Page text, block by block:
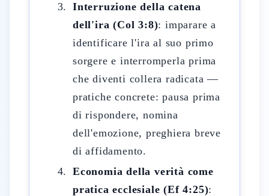
Interruzione della catena
dell'ira (Col 3:8): imparare a
identificare l'ira al suo primo
sorgere e interromperla prima
che diventi collera radicata —
pratiche concrete: pausa prima
di rispondere, nomina
dell'emozione, preghiera breve
di affidamento.
Economia della verità come
pratica ecclesiale (Ef 4:25):